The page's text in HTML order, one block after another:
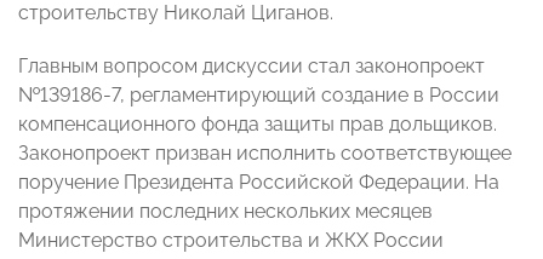
строительству Николай Циганов.
Главным вопросом дискуссии стал законопроект
№139186-7, регламентирующий создание в России
компенсационного фонда защиты прав дольщиков.
Законопроект призван исполнить соответствующее
поручение Президента Российской Федерации. На
протяжении последних нескольких месяцев
Министерство строительства и ЖКХ России